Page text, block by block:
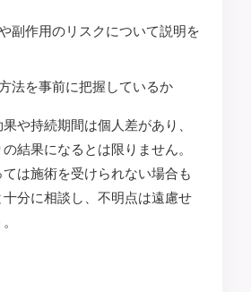
副作用のリスクについて説明を
法を事前に把握しているか
や持続期間は個人差があり、
結果になるとは限りません。
は施術を受けられない場合も
分に相談し、不明点は遠慮せ